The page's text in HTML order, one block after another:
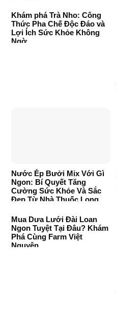
Khám phá Trà Nho: Công
Thức Pha Chế Độc Đáo và
Lợi Ích Sức Khỏe Không
Ngờ
Nước Ép Bưởi Mix Với Gì
Ngon: Bí Quyết Tăng
Cường Sức Khỏe Và Sắc
Đẹp Từ Nhà Thuốc Long
Mua Dưa Lưới Đài Loan
Ngon Tuyệt Tại Đâu? Khám
Phá Cùng Farm Việt
Nguyên